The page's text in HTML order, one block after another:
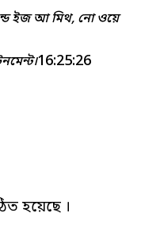
ইজ আ মিথ, নো ওয়ে
16:25:26
হয়েছে ।